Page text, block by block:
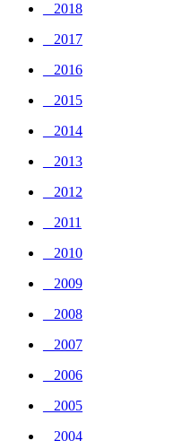
_ 2018
_ 2017
_ 2016
_ 2015
_ 2014
_ 2013
_ 2012
_ 2011
_ 2010
_ 2009
_ 2008
_ 2007
_ 2006
_ 2005
_ 2004